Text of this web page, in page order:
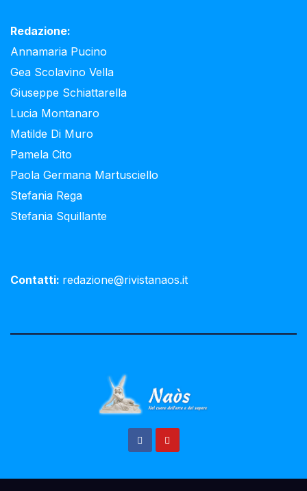
Redazione:
Annamaria Pucino
Gea Scolavino Vella
Giuseppe Schiattarella
Lucia Montanaro
Matilde Di Muro
Pamela Cito
Paola Germana Martusciello
Stefania Rega
Stefania Squillante
Contatti: redazione@rivistanaos.it